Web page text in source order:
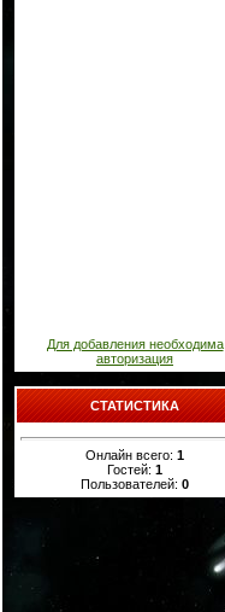
Для добавления необходима
авторизация
СТАТИСТИКА
Онлайн всего: 1
Гостей: 1
Пользователей: 0